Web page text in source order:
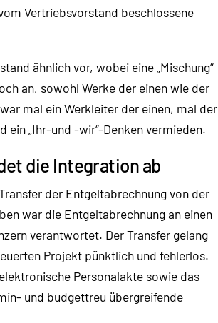
Vertriebsvorstand beschlossene
ähnlich vor, wobei eine „Mischung“
an, sowohl Werke der einen wie der
mal ein Werkleiter der einen, mal der
ein „Ihr-und -wir“-Denken vermieden.
die Integration ab
der Entgeltabrechnung von der
war die Entgeltabrechnung an einen
verantwortet. Der Transfer gelang
Projekt pünktlich und fehlerlos.
Personalakte sowie das
und budgettreu übergreifende